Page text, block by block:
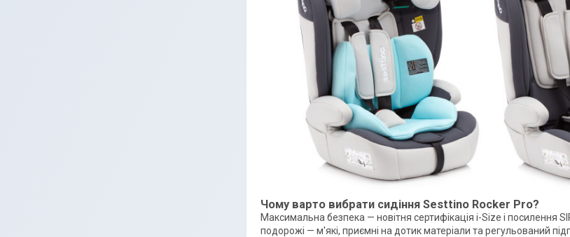
Чому варто вибрати сидіння Sesttino Rocker Pro?
Максимальна безпека — новітня сертифікація i-Size і посилення
подорожі — м'які, приємні на дотик матеріали та регульований